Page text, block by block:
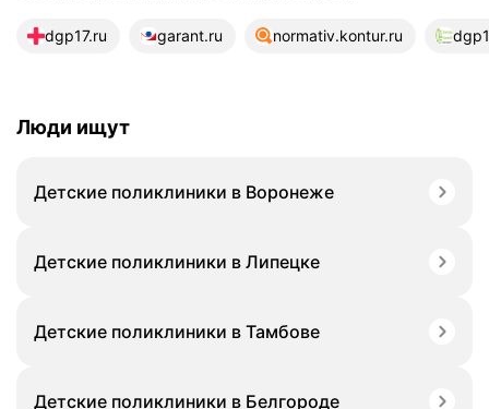
19 источников
dgp17.ru garant.ru normativ.kontur.ru
Люди ищут
Детские поликлиники в Воронеже
Детские поликлиники в Липецке
Детские поликлиники в Тамбове
Детские поликлиники в Белгороде